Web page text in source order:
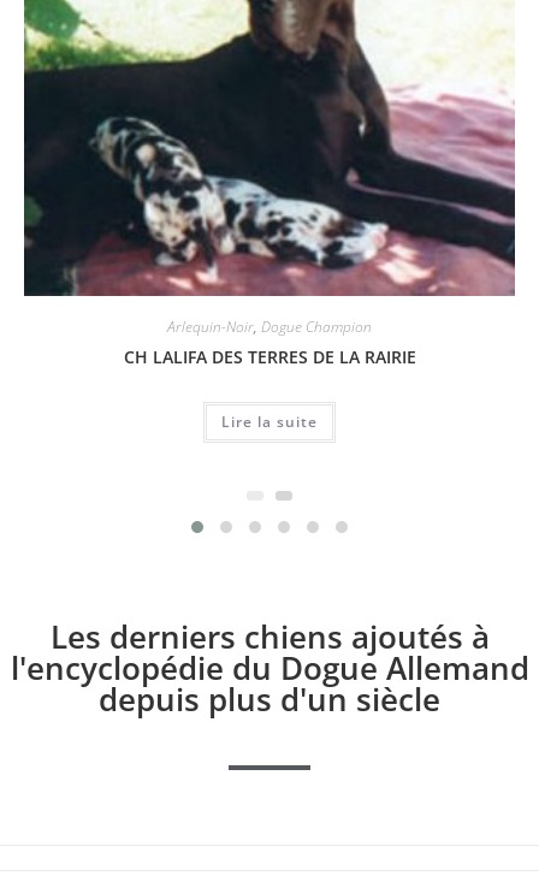
Arlequin-Noir, Dogue Champion
CH LALIFA DES TERRES DE LA RAIRIE
Lire la suite
Les derniers chiens ajoutés à
l'encyclopédie du Dogue Allemand
depuis plus d'un siècle